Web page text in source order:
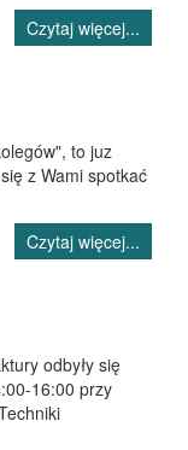
Czytaj więcej...
to juz
z Wami spotkać
Czytaj więcej...
odbyły się
16:00 przy